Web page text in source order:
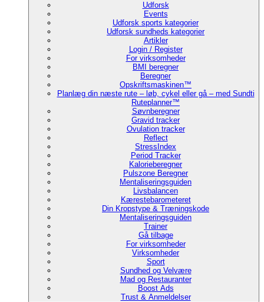
Udforsk
Events
Udforsk sports kategorier
Udforsk sundheds kategorier
Artikler
Login / Register
For virksomheder
BMI beregner
Beregner
Opskriftsmaskinen™
Planlæg din næste rute – løb, cykel eller gå – med Sundti
Ruteplanner™
Søvnberegner
Gravid tracker
Ovulation tracker
Reflect
StressIndex
Period Tracker
Kalorieberegner
Pulszone Beregner
Mentaliseringsguiden
Livsbalancen
Kærestebarometeret
Din Kropstype & Træningskode
Mentaliseringsguiden
Trainer
Gå tilbage
For virksomheder
Virksomheder
Sport
Sundhed og Velvære
Mad og Restauranter
Boost Ads
Trust & Anmeldelser